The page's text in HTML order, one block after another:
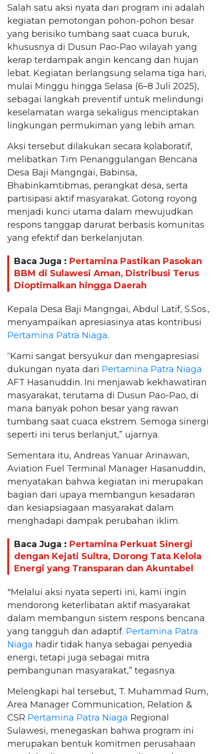
Salah satu aksi nyata dari program ini adalah
kegiatan pemotongan pohon-pohon besar
yang berisiko tumbang saat cuaca buruk,
khususnya di Dusun Pao-Pao wilayah yang
kerap terdampak angin kencang dan hujan
lebat. Kegiatan berlangsung selama tiga hari,
mulai Minggu hingga Selasa (6–8 Juli 2025),
sebagai langkah preventif untuk melindungi
keselamatan warga sekaligus menciptakan
lingkungan permukiman yang lebih aman.
Aksi tersebut dilakukan secara kolaboratif,
melibatkan Tim Penanggulangan Bencana
Desa Baji Mangngai, Babinsa,
Bhabinkamtibmas, perangkat desa, serta
partisipasi aktif masyarakat. Gotong royong
menjadi kunci utama dalam mewujudkan
respons tanggap darurat berbasis komunitas
yang efektif dan berkelanjutan.
Baca Juga : Pertamina Pastikan Pasokan
BBM di Sulawesi Aman, Distribusi Terus
Dioptimalkan hingga Daerah
Kepala Desa Baji Mangngai, Abdul Latif, S.Sos.,
menyampaikan apresiasinya atas kontribusi
Pertamina Patra Niaga.
“Kami sangat bersyukur dan mengapresiasi
dukungan nyata dari Pertamina Patra Niaga
AFT Hasanuddin. Ini menjawab kekhawatiran
masyarakat, terutama di Dusun Pao-Pao, di
mana banyak pohon besar yang rawan
tumbang saat cuaca ekstrem. Semoga sinergi
seperti ini terus berlanjut,” ujarnya.
Sementara itu, Andreas Yanuar Arinawan,
Aviation Fuel Terminal Manager Hasanuddin,
menyatakan bahwa kegiatan ini merupakan
bagian dari upaya membangun kesadaran
dan kesiapsiagaan masyarakat dalam
menghadapi dampak perubahan iklim.
Baca Juga : Pertamina Perkuat Sinergi
dengan Kejati Sultra, Dorong Tata Kelola
Energi yang Transparan dan Akuntabel
"Melalui aksi nyata seperti ini, kami ingin
mendorong keterlibatan aktif masyarakat
dalam membangun sistem respons bencana
yang tangguh dan adaptif. Pertamina Patra
Niaga hadir tidak hanya sebagai penyedia
energi, tetapi juga sebagai mitra
pembangunan masyarakat,” tegasnya.
Melengkapi hal tersebut, T. Muhammad Rum,
Area Manager Communication, Relation &
CSR Pertamina Patra Niaga Regional
Sulawesi, menegaskan bahwa program ini
merupakan bentuk komitmen perusahaan